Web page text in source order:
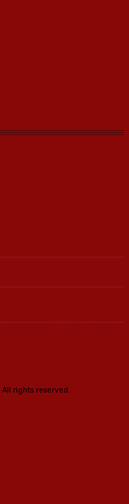
rights reserved.